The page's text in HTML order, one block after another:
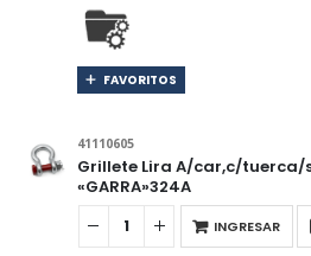
FAVORITOS
41110605
Grillete Lira A/car,c/tuerca/
«GARRA»324A
INGRESAR